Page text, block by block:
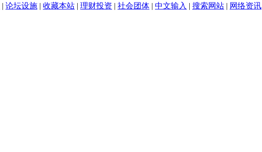
| 论坛设施 | 收藏本站 | 理财投资 | 社会团体 | 中文输入 | 搜索网站 | 网络资讯